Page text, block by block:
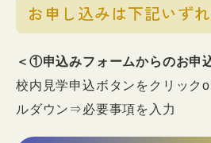
お申し込みは下記いず
＜①申込みフォームからのお申
校内見学申込ボタンをクリッ
ルダウン⇒必要事項を入力